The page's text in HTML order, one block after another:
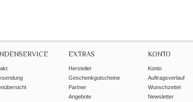
EXTRAS
Hersteller
Geschenkgutscheine
Partner
Angebote
KONTO
Konto
Auftragsverlauf
Wunschzettel
Newsletter